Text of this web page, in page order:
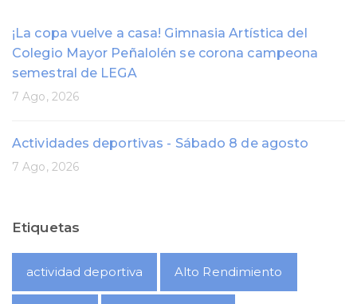
¡La copa vuelve a casa! Gimnasia Artística del
Colegio Mayor Peñalolén se corona campeona
semestral de LEGA
7 Ago, 2026
Actividades deportivas - Sábado 8 de agosto
7 Ago, 2026
Etiquetas
actividad deportiva Alto Rendimiento